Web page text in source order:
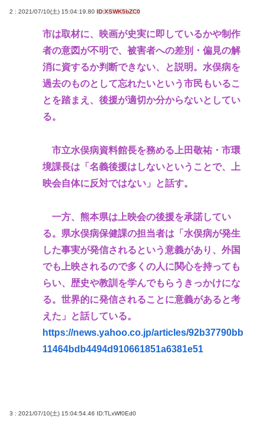
2 : 2021/07/10(土) 15:04:19.80 ID:XSWK5bZC0
市は取材に、映画が史実に即しているかや制作
者の意図が不明で、被害者への差別・偏見の解
消に資するか判断できない、と説明。水俣病を
過去のものとして忘れたいという市民もいるこ
とを踏まえ、後援が適切か分からないとしてい
る。
市立水俣病資料館長を務める上田敬祐・市環
境課長は「名義後援はしないということで、上
映会自体に反対ではない」と話す。
一方、熊本県は上映会の後援を承諾してい
る。県水俣病保健課の担当者は「水俣病が発生
した事実が発信されるという意義があり、外国
でも上映されるので多くの人に関心を持っても
らい、歴史や教訓を学んでもらうきっかけにな
る。世界的に発信されることに意義があると考
えた」と話している。
https://news.yahoo.co.jp/articles/92b37790bb
11464bdb4494d910661851a6381e51
3 : 2021/07/10(土) 15:04:54.46 ID:TLxWf0Ed0